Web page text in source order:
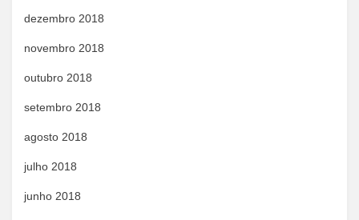
dezembro 2018
novembro 2018
outubro 2018
setembro 2018
agosto 2018
julho 2018
junho 2018